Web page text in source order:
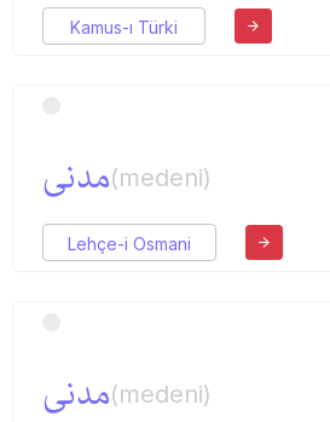
Kamus-ı Türki
مدنی(medeni)
Lehçe-i Osmani
مدنی(medeni)